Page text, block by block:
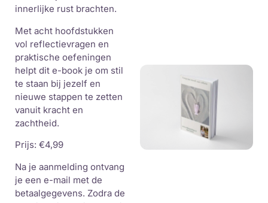
innerlijke rust brachten.
Met acht hoofdstukken
vol reflectievragen en
praktische oefeningen
helpt dit e-book je om stil
te staan bij jezelf en
nieuwe stappen te zetten
vanuit kracht en
zachtheid.
Prijs: €4,99
Na je aanmelding ontvang
je een e-mail met de
betaalgegevens. Zodra de